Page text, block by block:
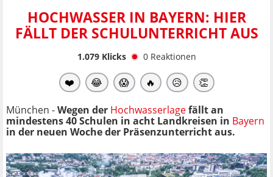
HOCHWASSER IN BAYERN: HIER
FÄLLT DER SCHULUNTERRICHT AUS
1.079Klicks 0 Reaktionen
❤️ 😂 😱 🔥 😥 👏
München -Wegen der Hochwasserlagefällt an
mindestens 40 Schulen in acht Landkreisen in Bayern
in der neuen Woche der Präsenzunterricht aus.